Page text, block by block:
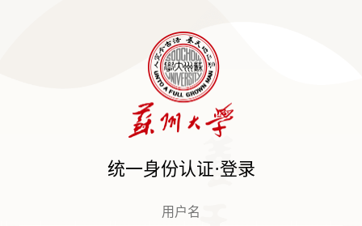
统一身份认证·登录